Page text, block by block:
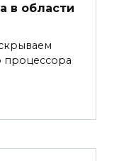
в области
процессора